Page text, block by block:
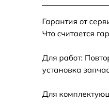
Замена
N10 5G
5G
Замена
Замена
Гарантия от
Что считается
Для работ:
установка
Для